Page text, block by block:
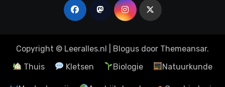
Copyright © Leeralles.nl Blogus door Themeansar.
Thuis
Kletsen Biologie Natuurkunde